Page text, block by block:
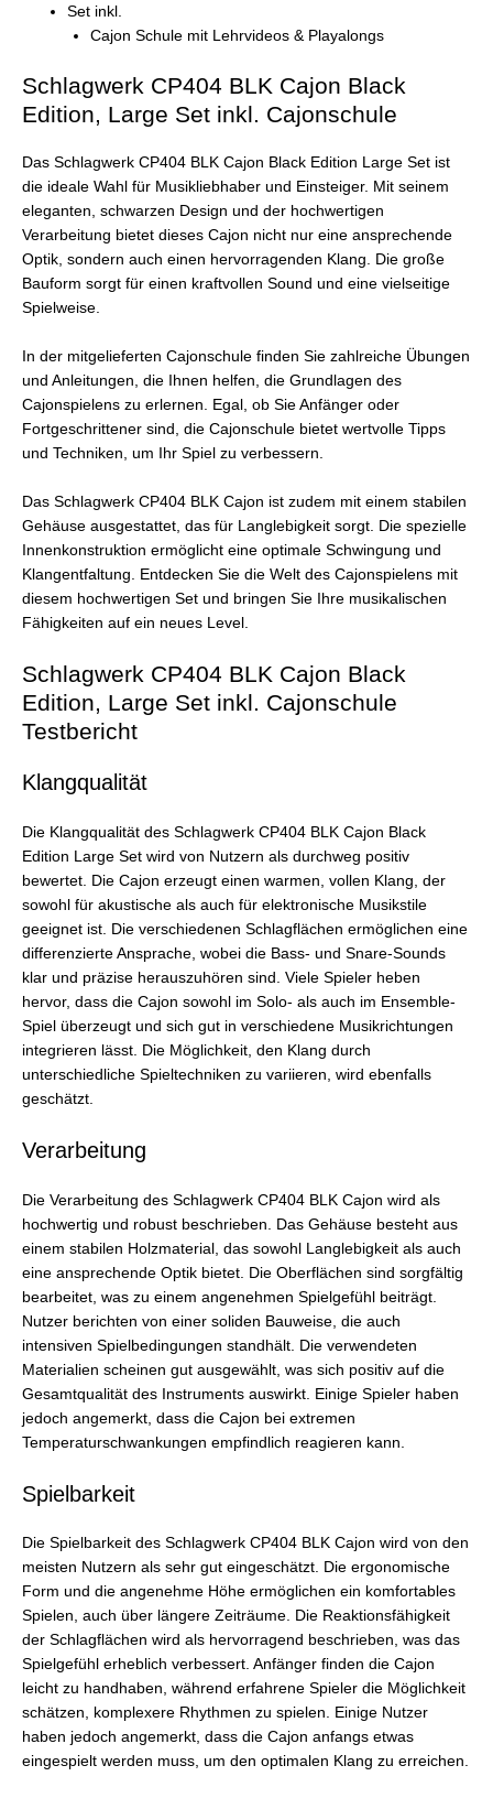
Set inkl.
Cajon Schule mit Lehrvideos & Playalongs
Schlagwerk CP404 BLK Cajon Black
Edition, Large Set inkl. Cajonschule
Das Schlagwerk CP404 BLK Cajon Black Edition Large Set ist
die ideale Wahl für Musikliebhaber und Einsteiger. Mit seinem
eleganten, schwarzen Design und der hochwertigen
Verarbeitung bietet dieses Cajon nicht nur eine ansprechende
Optik, sondern auch einen hervorragenden Klang. Die große
Bauform sorgt für einen kraftvollen Sound und eine vielseitige
Spielweise.
In der mitgelieferten Cajonschule finden Sie zahlreiche Übungen
und Anleitungen, die Ihnen helfen, die Grundlagen des
Cajonspielens zu erlernen. Egal, ob Sie Anfänger oder
Fortgeschrittener sind, die Cajonschule bietet wertvolle Tipps
und Techniken, um Ihr Spiel zu verbessern.
Das Schlagwerk CP404 BLK Cajon ist zudem mit einem stabilen
Gehäuse ausgestattet, das für Langlebigkeit sorgt. Die spezielle
Innenkonstruktion ermöglicht eine optimale Schwingung und
Klangentfaltung. Entdecken Sie die Welt des Cajonspielens mit
diesem hochwertigen Set und bringen Sie Ihre musikalischen
Fähigkeiten auf ein neues Level.
Schlagwerk CP404 BLK Cajon Black
Edition, Large Set inkl. Cajonschule
Testbericht
Klangqualität
Die Klangqualität des Schlagwerk CP404 BLK Cajon Black
Edition Large Set wird von Nutzern als durchweg positiv
bewertet. Die Cajon erzeugt einen warmen, vollen Klang, der
sowohl für akustische als auch für elektronische Musikstile
geeignet ist. Die verschiedenen Schlagflächen ermöglichen eine
differenzierte Ansprache, wobei die Bass- und Snare-Sounds
klar und präzise herauszuhören sind. Viele Spieler heben
hervor, dass die Cajon sowohl im Solo- als auch im Ensemble-
Spiel überzeugt und sich gut in verschiedene Musikrichtungen
integrieren lässt. Die Möglichkeit, den Klang durch
unterschiedliche Spieltechniken zu variieren, wird ebenfalls
geschätzt.
Verarbeitung
Die Verarbeitung des Schlagwerk CP404 BLK Cajon wird als
hochwertig und robust beschrieben. Das Gehäuse besteht aus
einem stabilen Holzmaterial, das sowohl Langlebigkeit als auch
eine ansprechende Optik bietet. Die Oberflächen sind sorgfältig
bearbeitet, was zu einem angenehmen Spielgefühl beiträgt.
Nutzer berichten von einer soliden Bauweise, die auch
intensiven Spielbedingungen standhält. Die verwendeten
Materialien scheinen gut ausgewählt, was sich positiv auf die
Gesamtqualität des Instruments auswirkt. Einige Spieler haben
jedoch angemerkt, dass die Cajon bei extremen
Temperaturschwankungen empfindlich reagieren kann.
Spielbarkeit
Die Spielbarkeit des Schlagwerk CP404 BLK Cajon wird von den
meisten Nutzern als sehr gut eingeschätzt. Die ergonomische
Form und die angenehme Höhe ermöglichen ein komfortables
Spielen, auch über längere Zeiträume. Die Reaktionsfähigkeit
der Schlagflächen wird als hervorragend beschrieben, was das
Spielgefühl erheblich verbessert. Anfänger finden die Cajon
leicht zu handhaben, während erfahrene Spieler die Möglichkeit
schätzen, komplexere Rhythmen zu spielen. Einige Nutzer
haben jedoch angemerkt, dass die Cajon anfangs etwas
eingespielt werden muss, um den optimalen Klang zu erreichen.